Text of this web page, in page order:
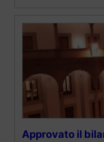
Approvato il